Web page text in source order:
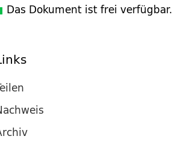
Das Dokument ist frei verfügbar.